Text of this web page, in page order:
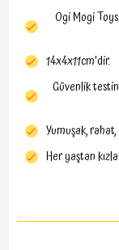
Ogi Mogi
14x4x11cm'dir.
Güvenlik
Yumuşak, rahat,
Her yaştan